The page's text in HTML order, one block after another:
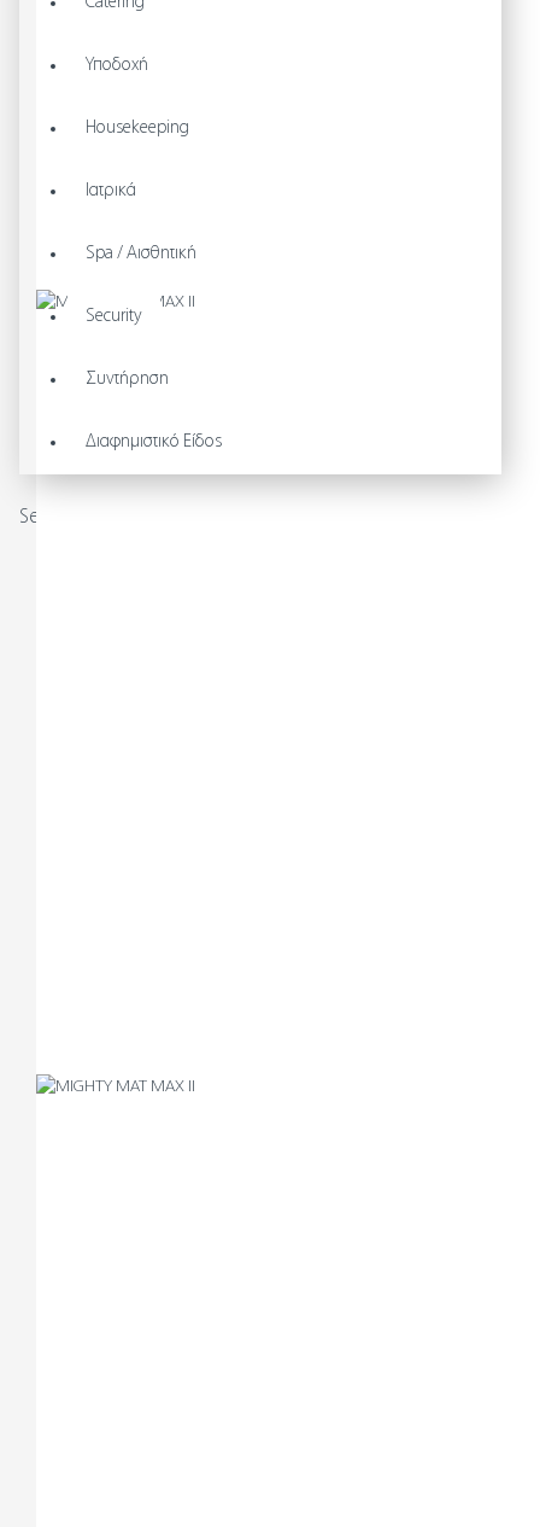
Υποδοχή
Housekeeping
Ιατρικά
Spa / Αισθητική
Security
Συντήρηση
Διαφημιστικό Είδος
Search